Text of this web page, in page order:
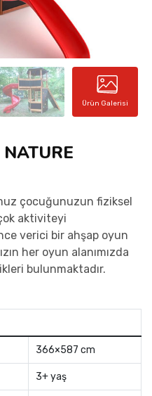
Ürün Galerisi
çocuğunuzun fiziksel
aktiviteyi
verici bir ahşap oyun
her oyun alanımızda
bulunmaktadır.
366×587 cm
3+ yaş